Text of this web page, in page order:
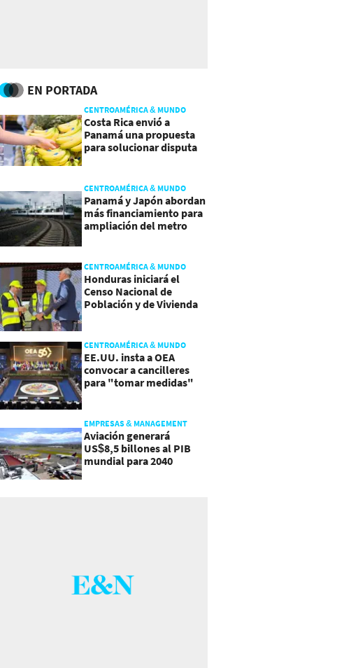
EN PORTADA
CENTROAMÉRICA & MUNDO
Costa Rica envió a
Panamá una propuesta
para solucionar disputa
CENTROAMÉRICA & MUNDO
Panamá y Japón abordan
más financiamiento para
ampliación del metro
CENTROAMÉRICA & MUNDO
Honduras iniciará el
Censo Nacional de
Población y de Vivienda
CENTROAMÉRICA & MUNDO
EE.UU. insta a OEA
convocar a cancilleres
para "tomar medidas"
EMPRESAS & MANAGEMENT
Aviación generará
US$8,5 billones al PIB
mundial para 2040